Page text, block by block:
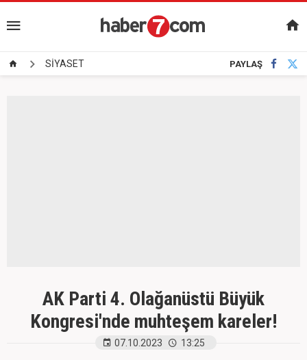
SİYASET PAYLAŞ
AK Parti 4. Olağanüstü Büyük
Kongresi'nde muhteşem kareler!
07.10.2023 13:25